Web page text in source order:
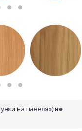
на панелях)не